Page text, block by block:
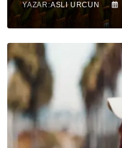
YAZAR:ASLI URCUN